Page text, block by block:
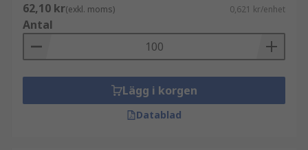
62,10 kr(exkl. moms) 0,621 kr/enhet
Antal
Lägg i korgen
Datablad